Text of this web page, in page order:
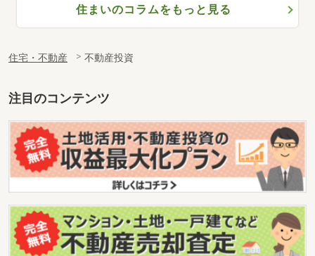
住まいのコラムをもっと見る
住宅・不動産 不動産投資
注目のコンテンツ